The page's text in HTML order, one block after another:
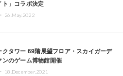
ト」コラボ決定
26.May.2022
クタワー 69階展望フロア・スカイガーデ
ンのゲーム博物館開催
18.December.2021